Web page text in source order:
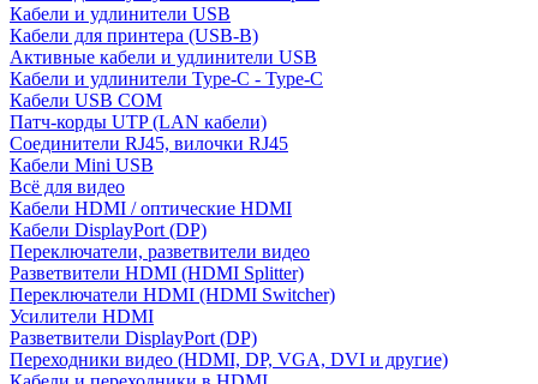
Кабели и удлинители USB
Кабели для принтера (USB-B)
Активные кабели и удлинители USB
Кабели и удлинители Type-C - Type-C
Кабели USB COM
Патч-корды UTP (LAN кабели)
Соединители RJ45, вилочки RJ45
Кабели Mini USB
Всё для видео
Кабели HDMI / оптические HDMI
Кабели DisplayPort (DP)
Переключатели, разветвители видео
Разветвители HDMI (HDMI Splitter)
Переключатели HDMI (HDMI Switcher)
Усилители HDMI
Разветвители DisplayPort (DP)
Переходники видео (HDMI, DP, VGA, DVI и другие)